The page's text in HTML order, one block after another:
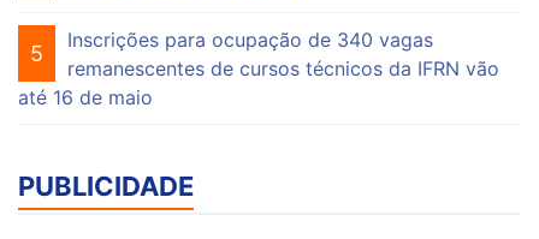
5
Inscrições para ocupação de 340 vagas
remanescentes de cursos técnicos da IFRN vão
até 16 de maio
PUBLICIDADE